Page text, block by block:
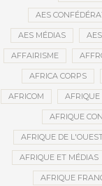
AES
AES MÉDIAS
AFFAIRISME
AFRICA CORPS
AFRICOM AFRIQUE
AFRIQUE
AFRIQUE DE
AFRIQUE ET MÉDIAS
AFRIQUE